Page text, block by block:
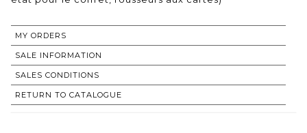
MY ORDERS
SALE INFORMATION
SALES CONDITIONS
RETURN TO CATALOGUE